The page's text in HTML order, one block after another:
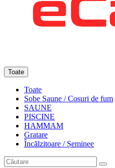
Toate
Toate
Sobe Saune / Cosuri de fum
SAUNE
PISCINE
HAMMAM
Gratare
Încălzitoare / Șeminee